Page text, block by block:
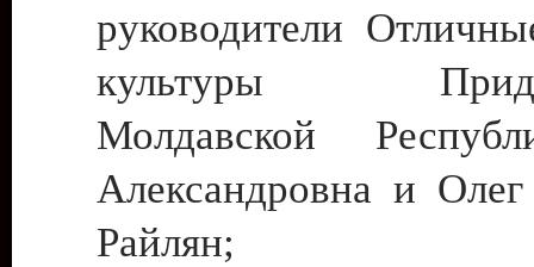
руководители
культуры
Молдавской
Александровна и
Райлян;